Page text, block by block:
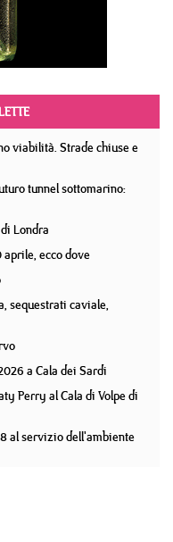
viabilità. Strade chiuse e
tunnel sottomarino:
Londra
ecco dove
sequestrati caviale,
a Cala dei Sardi
Perry al Cala di Volpe di
al servizio dell'ambiente